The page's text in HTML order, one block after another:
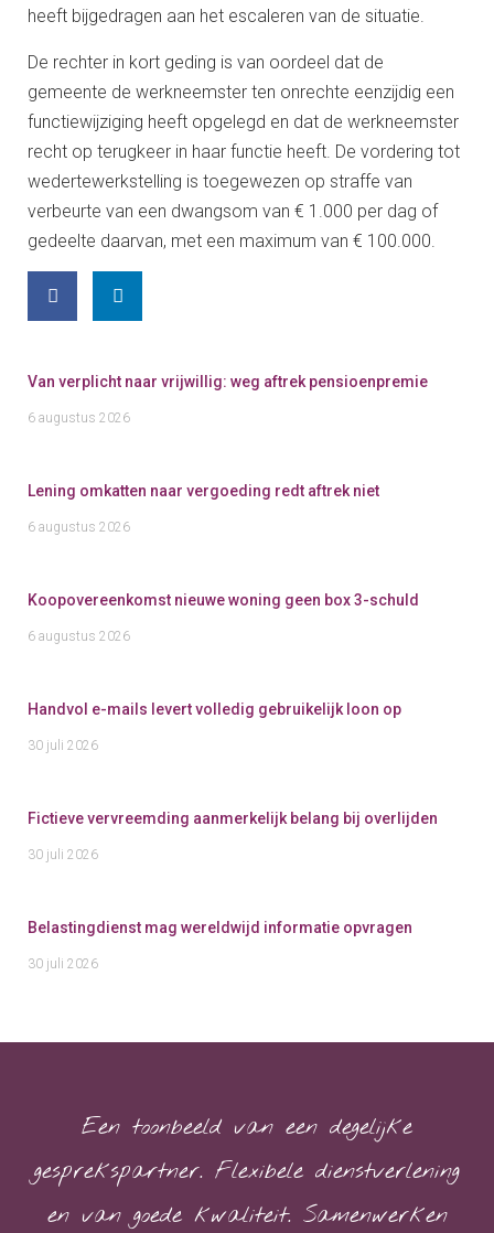
heeft bijgedragen aan het escaleren van de situatie.
De rechter in kort geding is van oordeel dat de
gemeente de werkneemster ten onrechte eenzijdig een
functiewijziging heeft opgelegd en dat de werkneemster
recht op terugkeer in haar functie heeft. De vordering tot
wedertewerkstelling is toegewezen op straffe van
verbeurte van een dwangsom van € 1.000 per dag of
gedeelte daarvan, met een maximum van € 100.000.
Van verplicht naar vrijwillig: weg aftrek pensioenpremie
6 augustus 2026
Lening omkatten naar vergoeding redt aftrek niet
6 augustus 2026
Koopovereenkomst nieuwe woning geen box 3-schuld
6 augustus 2026
Handvol e-mails levert volledig gebruikelijk loon op
30 juli 2026
Fictieve vervreemding aanmerkelijk belang bij overlijden
30 juli 2026
Belastingdienst mag wereldwijd informatie opvragen
30 juli 2026
Een toonbeeld van een degelijke
gesprekspartner. Flexibele dienstverlening
en van goede kwaliteit. Samenwerken